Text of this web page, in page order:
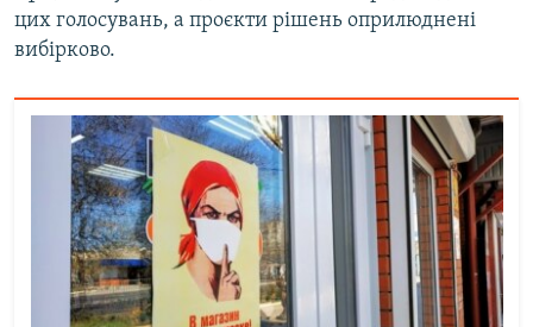
цих голосувань, а проєкти рішень оприлюднені
вибірково.